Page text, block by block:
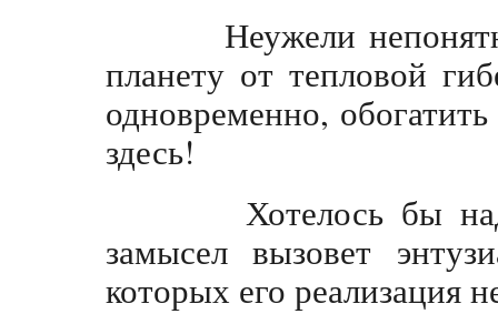
Неужели
планету от тепловой
одновременно,
здесь!
Хотелось бы
замысел вызовет
которых его